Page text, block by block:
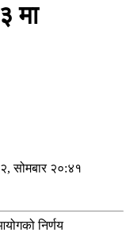
मा
सोमबार २०:४१